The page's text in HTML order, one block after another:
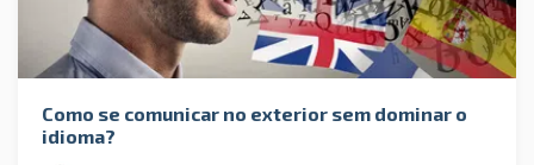
Como se comunicar no exterior sem dominar o
idioma?